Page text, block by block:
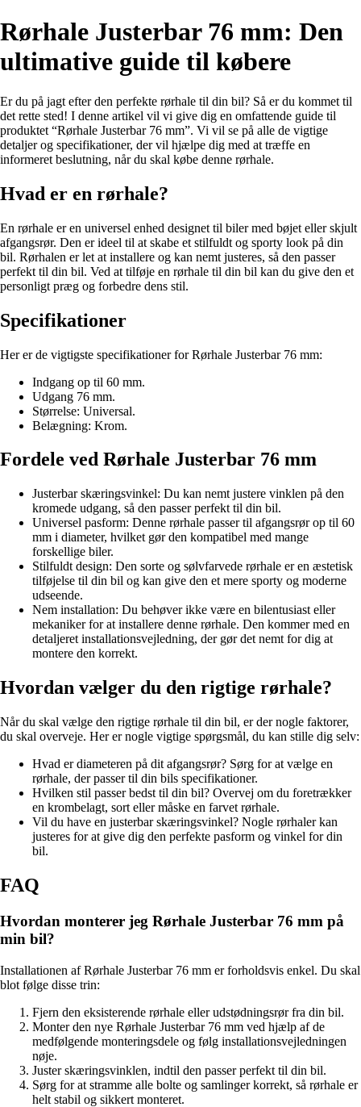
Rørhale Justerbar 76 mm: Den
ultimative guide til købere
Er du på jagt efter den perfekte rørhale til din bil? Så er du kommet til
det rette sted! I denne artikel vil vi give dig en omfattende guide til
produktet “Rørhale Justerbar 76 mm”. Vi vil se på alle de vigtige
detaljer og specifikationer, der vil hjælpe dig med at træffe en
informeret beslutning, når du skal købe denne rørhale.
Hvad er en rørhale?
En rørhale er en universel enhed designet til biler med bøjet eller skjult
afgangsrør. Den er ideel til at skabe et stilfuldt og sporty look på din
bil. Rørhalen er let at installere og kan nemt justeres, så den passer
perfekt til din bil. Ved at tilføje en rørhale til din bil kan du give den et
personligt præg og forbedre dens stil.
Specifikationer
Her er de vigtigste specifikationer for Rørhale Justerbar 76 mm:
Indgang op til 60 mm.
Udgang 76 mm.
Størrelse: Universal.
Belægning: Krom.
Fordele ved Rørhale Justerbar 76 mm
Justerbar skæringsvinkel: Du kan nemt justere vinklen på den
kromede udgang, så den passer perfekt til din bil.
Universel pasform: Denne rørhale passer til afgangsrør op til 60
mm i diameter, hvilket gør den kompatibel med mange
forskellige biler.
Stilfuldt design: Den sorte og sølvfarvede rørhale er en æstetisk
tilføjelse til din bil og kan give den et mere sporty og moderne
udseende.
Nem installation: Du behøver ikke være en bilentusiast eller
mekaniker for at installere denne rørhale. Den kommer med en
detaljeret installationsvejledning, der gør det nemt for dig at
montere den korrekt.
Hvordan vælger du den rigtige rørhale?
Når du skal vælge den rigtige rørhale til din bil, er der nogle faktorer,
du skal overveje. Her er nogle vigtige spørgsmål, du kan stille dig selv:
Hvad er diameteren på dit afgangsrør? Sørg for at vælge en
rørhale, der passer til din bils specifikationer.
Hvilken stil passer bedst til din bil? Overvej om du foretrækker
en krombelagt, sort eller måske en farvet rørhale.
Vil du have en justerbar skæringsvinkel? Nogle rørhaler kan
justeres for at give dig den perfekte pasform og vinkel for din
bil.
FAQ
Hvordan monterer jeg Rørhale Justerbar 76 mm på
min bil?
Installationen af Rørhale Justerbar 76 mm er forholdsvis enkel. Du skal
blot følge disse trin:
Fjern den eksisterende rørhale eller udstødningsrør fra din bil.
Monter den nye Rørhale Justerbar 76 mm ved hjælp af de
medfølgende monteringsdele og følg installationsvejledningen
nøje.
Juster skæringsvinklen, indtil den passer perfekt til din bil.
Sørg for at stramme alle bolte og samlinger korrekt, så rørhale er
helt stabil og sikkert monteret.